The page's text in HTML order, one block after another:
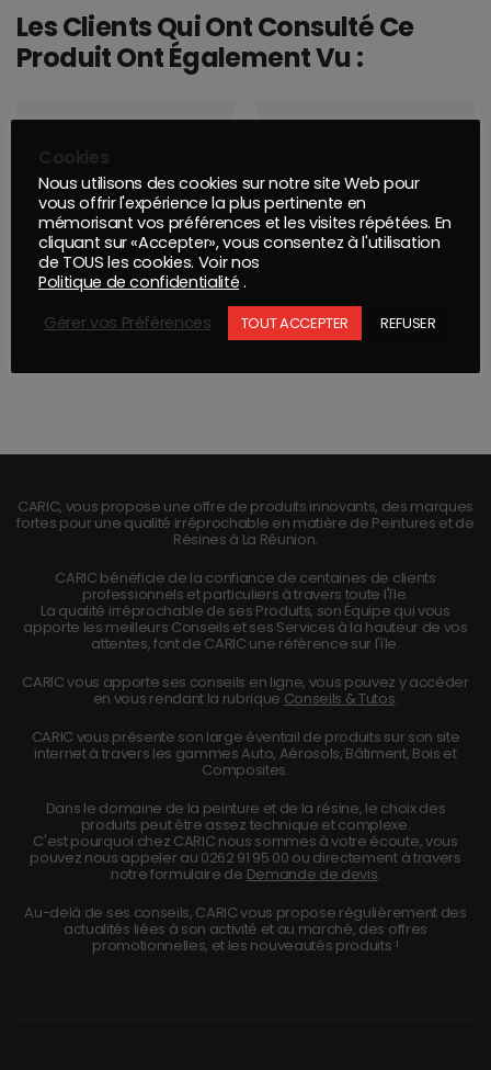
Les Clients Qui Ont Consulté Ce
Produit Ont Également Vu :
CARIC, vous propose une offre de produits innovants, des marques
fortes pour une qualité irréprochable en matière de Peintures et de
Résines à La Réunion.
CARIC bénéficie de la confiance de centaines de clients
professionnels et particuliers à travers toute l'île.
La qualité irréprochable de ses Produits, son Équipe qui vous
apporte les meilleurs Conseils et ses Services à la hauteur de vos
attentes, font de CARIC une référence sur l'île.
CARIC vous apporte ses conseils en ligne, vous pouvez y accéder
en vous rendant la rubrique Conseils & Tutos.
CARIC vous présente son large éventail de produits sur son site
internet à travers les gammes Auto, Aérosols, Bâtiment, Bois et
Composites.
Dans le domaine de la peinture et de la résine, le choix des
produits peut être assez technique et complexe.
C'est pourquoi chez CARIC nous sommes à votre écoute, vous
pouvez nous appeler au 0262 91 95 00 ou directement à travers
notre formulaire de Demande de devis.
Au-delà de ses conseils, CARIC vous propose régulièrement des
actualités liées à son activité et au marché, des offres
promotionnelles, et les nouveautés produits !
Cookies
Nous utilisons des cookies sur notre site Web pour
vous offrir l'expérience la plus pertinente en
mémorisant vos préférences et les visites répétées. En
cliquant sur «Accepter», vous consentez à l'utilisation
de TOUS les cookies. Voir nos
Politique de confidentialité .
Gérer vos Préférences
TOUT ACCEPTER REFUSER